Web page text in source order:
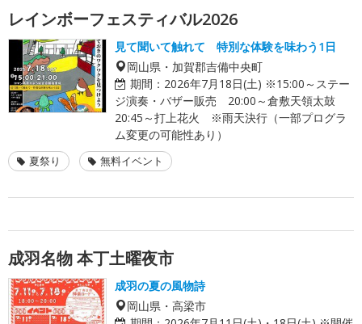
レインボーフェスティバル2026
見て聞いて触れて 特別な体験を味わう1日
岡山県・加賀郡吉備中央町
期間： 2026年7月18日(土) ※15:00～ステー
ジ演奏・バザー販売 20:00～倉敷天領太鼓
20:45～打上花火 ※雨天決行（一部プログラ
ム変更の可能性あり）
夏祭り 無料イベント
成羽名物 本丁土曜夜市
成羽の夏の風物詩
岡山県・高梁市